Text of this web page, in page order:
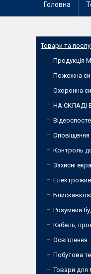
Головна
Товари та
Продукція
Пожежна
Охоронна
НА СКЛАДІ
Оповіщення
Контроль
Захисні
Розумний
Кабель,
Освітлення
Побутова
Товари для